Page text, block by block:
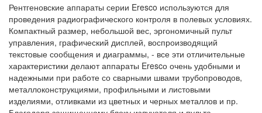
Рентгеновские аппараты серии Eresco используются для
проведения радиографического контроля в полевых условиях.
Компактный размер, небольшой вес, эргономичный пульт
управления, графический дисплей, воспроизводящий
текстовые сообщения и диаграммы, - все эти отличительные
характеристики делают аппараты Erescо очень удобными и
надежными при работе со сварными швами трубопроводов,
металлоконструкциями, профильными и листовыми
изделиями, отливками из цветных и черных металлов и пр.